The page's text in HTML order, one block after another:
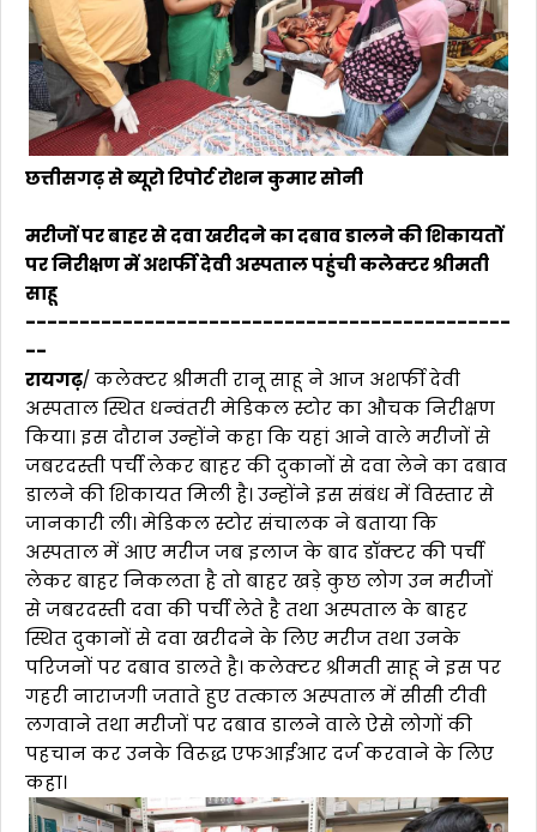
छत्तीसगढ़ से ब्यूरो रिपोर्ट रोशन कुमार सोनी
मरीजों पर बाहर से दवा खरीदने का दबाव डालने की शिकायतों
पर निरीक्षण में अशर्फी देवी अस्पताल पहुंची कलेक्टर श्रीमती
साहू
---------------------------------------------
--
रायगढ़/ कलेक्टर श्रीमती रानू साहू ने आज अशर्फी देवी
अस्पताल स्थित धन्वंतरी मेडिकल स्टोर का औचक निरीक्षण
किया। इस दौरान उन्होंने कहा कि यहां आने वाले मरीजों से
जबरदस्ती पर्ची लेकर बाहर की दुकानों से दवा लेने का दबाव
डालने की शिकायत मिली है। उन्होंने इस संबंध में विस्तार से
जानकारी ली। मेडिकल स्टोर संचालक ने बताया कि
अस्पताल में आए मरीज जब इलाज के बाद डॉक्टर की पर्ची
लेकर बाहर निकलता है तो बाहर खड़े कुछ लोग उन मरीजों
से जबरदस्ती दवा की पर्ची लेते है तथा अस्पताल के बाहर
स्थित दुकानों से दवा खरीदने के लिए मरीज तथा उनके
परिजनों पर दबाव डालते है। कलेक्टर श्रीमती साहू ने इस पर
गहरी नाराजगी जताते हुए तत्काल अस्पताल में सीसी टीवी
लगवाने तथा मरीजों पर दबाव डालने वाले ऐसे लोगों की
पहचान कर उनके विरूद्ध एफआईआर दर्ज करवाने के लिए
कहा।